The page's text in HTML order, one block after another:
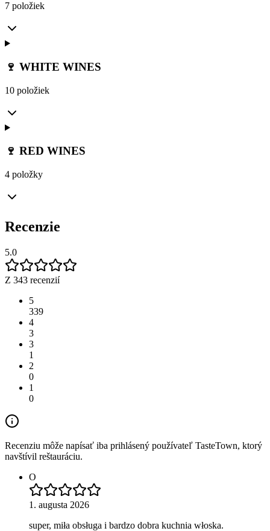
7 položiek
🍷 WHITE WINES
10 položiek
🍷 RED WINES
4 položky
Recenzie
5.0
Z 343 recenzií
5
339
4
3
3
1
2
0
1
0
Recenziu môže napísať iba prihlásený používateľ TasteTown, ktorý
navštívil reštauráciu.
O
1. augusta 2026
super, miła obsługa i bardzo dobra kuchnia włoska.